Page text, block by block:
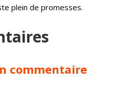
plein de promesses.
commentaire